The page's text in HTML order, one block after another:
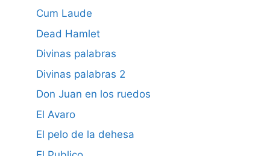
Cum Laude
Dead Hamlet
Divinas palabras
Divinas palabras 2
Don Juan en los ruedos
El Avaro
El pelo de la dehesa